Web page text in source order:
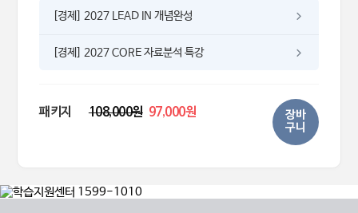
[경제] 2027 LEAD IN 개념완성
[경제] 2027 CORE 자료분석 특강
패키지 108,000원 97,000원
장바
구니